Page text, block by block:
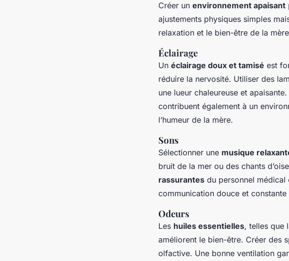
Créer un environnement apaisant
ajustements physiques simples
relaxation et le bien-être de la
Éclairage
Un éclairage doux et tamisé est
réduire la nervosité. Utiliser des
une lueur chaleureuse et
contribuent également à un
l’humeur de la mère.
Sons
Sélectionner une musique
bruit de la mer ou des chants
rassurantes du personnel
communication douce et constante
Odeurs
Les huiles essentielles, telles que
améliorent le bien-être. Créer des
olfactive. Une bonne ventilation